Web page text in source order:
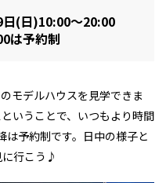
(日)10:00～20:00
は予約制
モデルハウスを見学できま
いうことで、いつもより時間
は予約制です。日中の様子と
に行こう♪